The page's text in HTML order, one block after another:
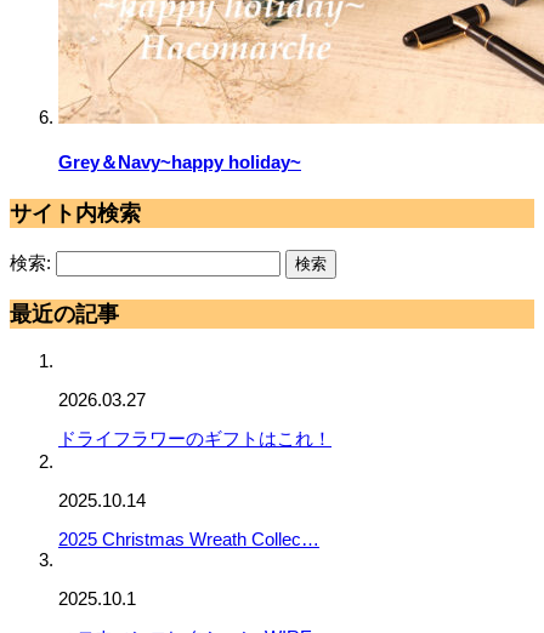
Grey＆Navy~happy holiday~
サイト内検索
検索:
最近の記事
2026.03.27
ドライフラワーのギフトはこれ！
2025.10.14
2025 Christmas Wreath Collec…
2025.10.1